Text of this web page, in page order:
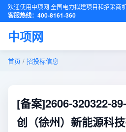
欢迎使用中项网·全国电力拟建项目和招采商
客服热线：400-8161-360
中项网
首页 / 招投标信息
[备案]2606-320322-
创（徐州）新能源科